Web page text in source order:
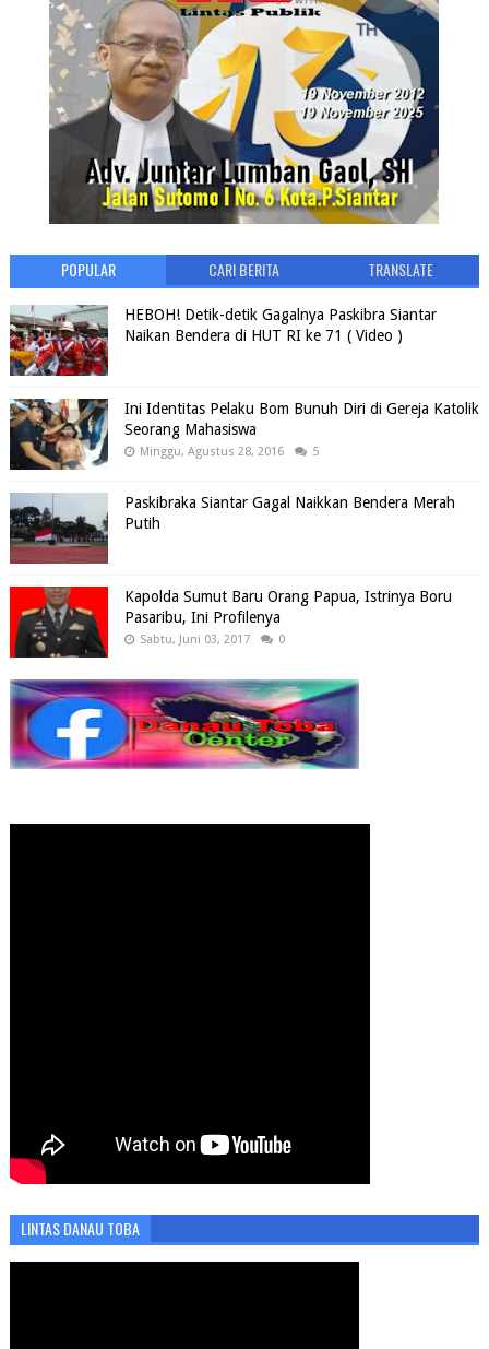
POPULAR CARI BERITA TRANSLATE
HEBOH! Detik-detik Gagalnya Paskibra Siantar
Naikan Bendera di HUT RI ke 71 ( Video )
Ini Identitas Pelaku Bom Bunuh Diri di Gereja Katolik
Seorang Mahasiswa
Minggu, Agustus 28, 2016 5
Paskibraka Siantar Gagal Naikkan Bendera Merah
Putih
Kapolda Sumut Baru Orang Papua, Istrinya Boru
Pasaribu, Ini Profilenya
Sabtu, Juni 03, 2017 0
LINTAS DANAU TOBA